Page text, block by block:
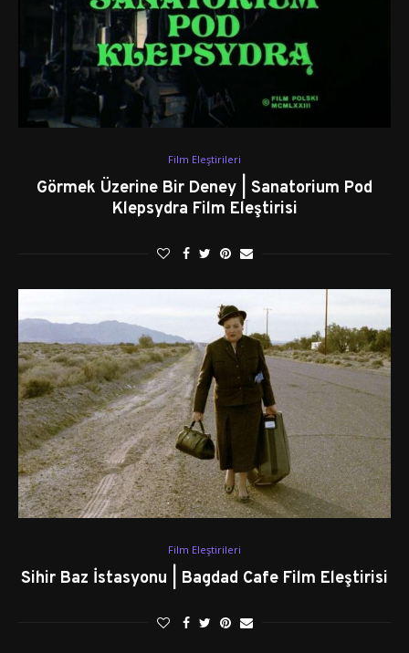
Film Eleştirileri
Görmek Üzerine Bir Deney | Sanatorium Pod
Klepsydra Film Eleştirisi
Film Eleştirileri
Sihir Baz İstasyonu | Bagdad Cafe Film Eleştirisi